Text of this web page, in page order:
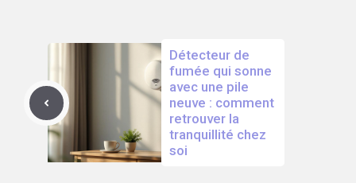
Détecteur de
fumée qui sonne
avec une pile
neuve : comment
retrouver la
tranquillité chez
soi